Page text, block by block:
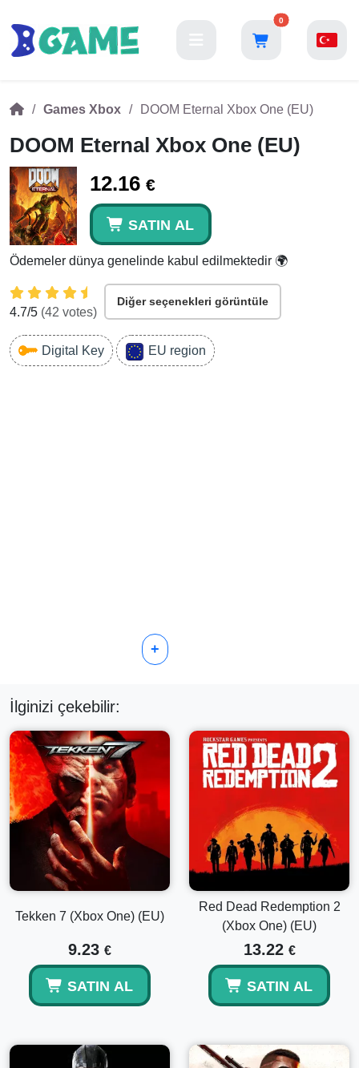
0
Games Xbox DOOM Eternal Xbox One (EU)
DOOM Eternal Xbox One (EU)
12.16 €
SATIN AL
Ödemeler dünya genelinde kabul edilmektedir 🌍
4.7/5 (42 votes)
Diğer seçenekleri görüntüle
Digital Key EU region
+
İlginizi çekebilir:
Tekken 7 (Xbox One) (EU)
9.23 €
SATIN AL
Red Dead Redemption 2
(Xbox One) (EU)
13.22 €
SATIN AL